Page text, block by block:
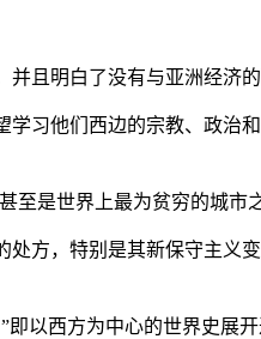
且明白了没有与亚洲经济
学习他们西边的宗教、政治
至是世界上最为贫穷的城市
处方，特别是其新保守主义
即以西方为中心的世界史展